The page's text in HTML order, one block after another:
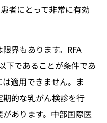
者にとって非常に有効
界もあります。RFA
下であることが条件であ
適用できません。ま
的な乳がん検診を行
あります。中部国際医